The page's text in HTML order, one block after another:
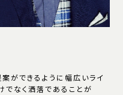
ができるように幅広いライ
でなく洒落であることが